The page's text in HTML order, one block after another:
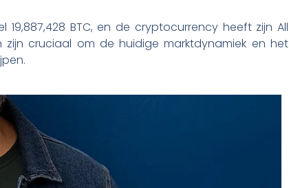
BTC, en de cryptocurrency heeft zijn All
zijn cruciaal om de huidige marktdynamiek en het